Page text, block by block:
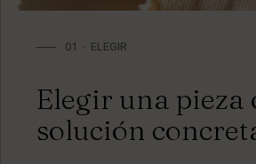
01 · ELEGIR
Elegir una pieza
solución